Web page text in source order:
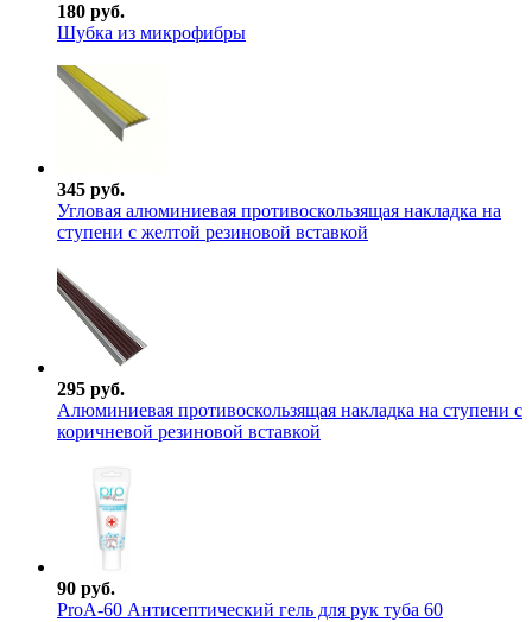
180 руб.
Шубка из микрофибры
345 руб.
Угловая алюминиевая противоскользящая накладка на
ступени с желтой резиновой вставкой
295 руб.
Алюминиевая противоскользящая накладка на ступени с
коричневой резиновой вставкой
90 руб.
ProА-60 Антисептический гель для рук туба 60